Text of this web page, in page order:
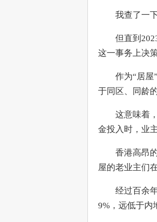
我查了一下
但直到2023
这一事务上决
作为“居屋”
于同区、同龄
这意味着，
金投入时，业
香港高昂的
屋的老业主们
经过百余年
9%，远低于内